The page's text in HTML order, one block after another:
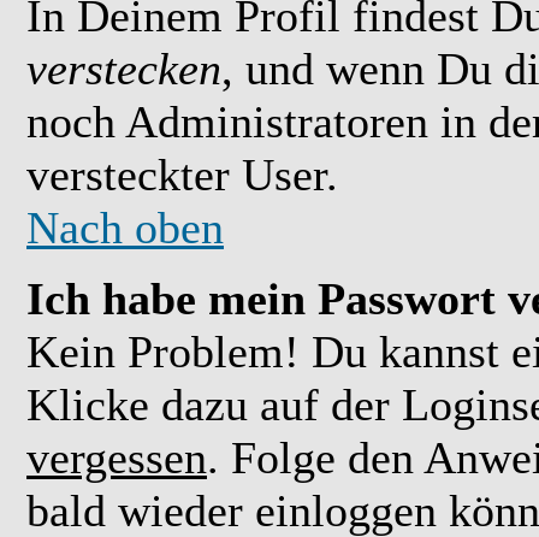
In Deinem Profil findest
verstecken, und wenn Du
noch Administratoren in
versteckter User.
Nach oben
Ich habe mein Passwort
Kein Problem! Du kannst
Klicke dazu auf der
vergessen. Folge den
bald wieder einloggen